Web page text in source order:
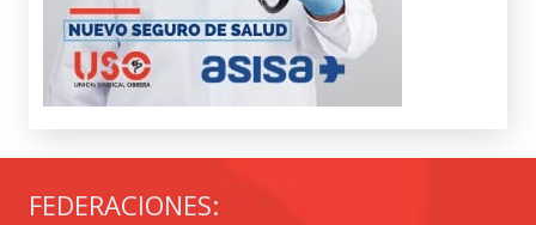
FEDERACIONES: